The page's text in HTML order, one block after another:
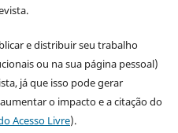
e distribuir seu trabalho
ou na sua página pessoal)
já que isso pode gerar
o impacto e a citação do
Acesso Livre).